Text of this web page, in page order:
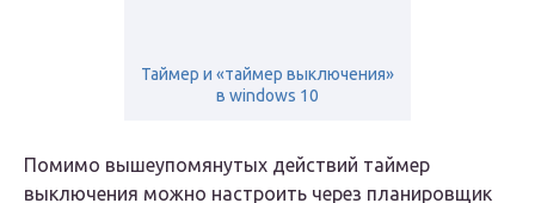
Таймер и «таймер выключения»
в windows 10
Помимо вышеупомянутых действий таймер
выключения можно настроить через планировщик